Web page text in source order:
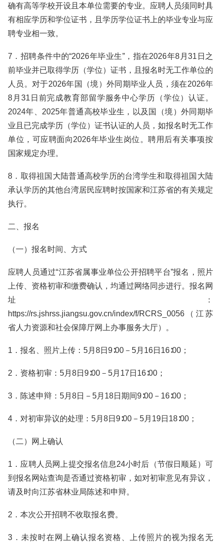
确有高等学校开设且本单位需要的专业。应聘人员须同时具
有相应学历和学位证书，且学历学位证书上的毕业专业与应
聘专业相一致。
7．招聘条件中的“2026年毕业生”，指在2026年8月31日之
前毕业并已取得学历（学位）证书，且报名时无工作单位的
人员。对于2026年国（境）外同期毕业人员，须在2026年
8月31日前完成教育部留学服务中心学历（学位）认证。
2024年、2025年普通高校毕业生，以及国（境）外同期毕
业且已完成学历（学位）证书认证的人员，如报名时无工作
单位，可应聘面向2026年毕业生岗位。聘用后有关事项按
国家规定办理。
8．取得祖国大陆普通高校学历的台湾学生和取得祖国大陆
承认学历的其他台湾居民应聘时按国家和江苏省的有关规定
执行。
二、报名
（一）报名时间、方式
应聘人员通过“江苏省属事业单位公开招聘平台”报名，照片
上传、资格初审和缴费确认，均通过网络同步进行。报名网
址：
https://rs.jshrss.jiangsu.gov.cn/index/f/RCRS_0056（江苏
省人力资源和社会保障厅网上办事服务大厅）。
1．报名、照片上传：5月8日9∶00－5月16日16∶00；
2．资格初审：5月8日9∶00－5月17日16∶00；
3．陈述申辩：5月8日－5月18日期间9∶00－16∶00；
4．对初审异议的处理：5月8日9∶00－5月19日18∶00；
（二）网上确认
1．应聘人员网上提交报名信息24小时后（节假日顺延）可
到报名网站查询是否通过资格初审，如对初审意见有异议，
请及时向江苏省林业局陈述和申辩。
2．本次公开招聘不收取报名费。
3．未按时在网上确认报名资格、上传照片的视为报名无